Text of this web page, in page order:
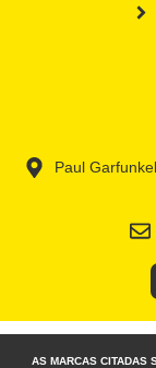
Paul
AS MARCAS CITADAS